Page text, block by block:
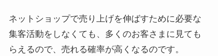
ネットショップで売り上げを伸ばすために必要な
集客活動をしなくても、多くのお客さまに見ても
らえるので、売れる確率が高くなるのです。